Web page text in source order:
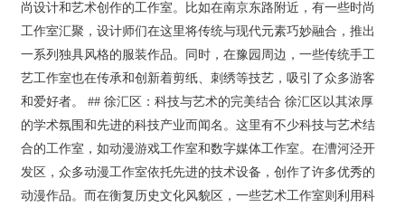
尚设计和艺术创作的工作室。比如在南京东路附近，有一些时尚
工作室汇聚，设计师们在这里将传统与现代元素巧妙融合，推出
一系列独具风格的服装作品。同时，在豫园周边，一些传统手工
艺工作室也在传承和创新着剪纸、刺绣等技艺，吸引了众多游客
和爱好者。 ## 徐汇区：科技与艺术的完美结合 徐汇区以其浓厚
的学术氛围和先进的科技产业而闻名。这里有不少科技与艺术结
合的工作室，如动漫游戏工作室和数字媒体工作室。在漕河泾开
发区，众多动漫工作室依托先进的技术设备，创作了许多优秀的
动漫作品。而在衡复历史文化风貌区，一些艺术工作室则利用科